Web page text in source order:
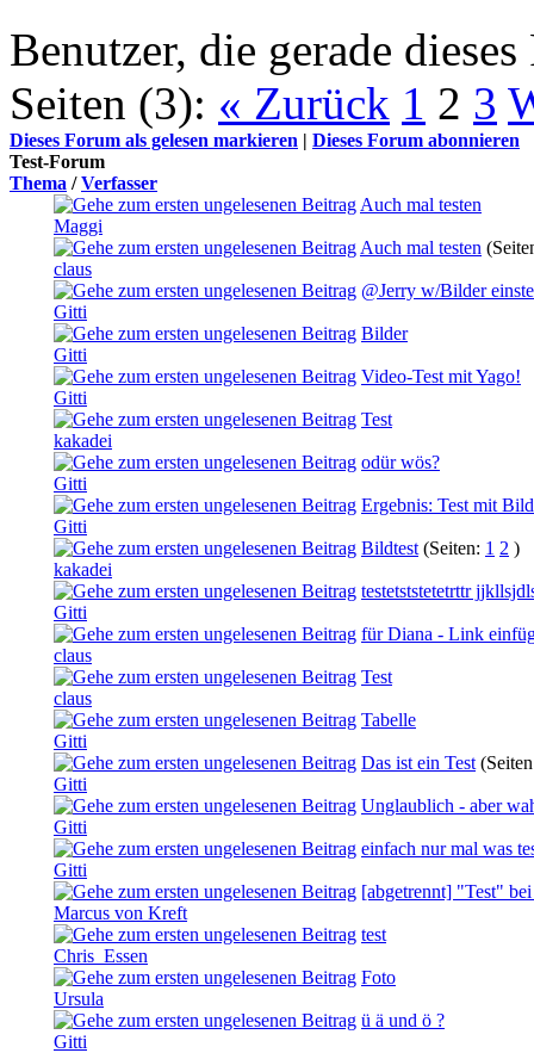
Benutzer, die gerade
Seiten (3): « Zurück 1 2 3
Dieses Forum als gelesen markieren | Dieses Forum abonnieren
Test-Forum
Thema /Verfasser
Auch mal testen
Maggi
Auch mal testen
claus
@Jerry w/Bilder
Gitti
Bilder
Gitti
Video-Test mit Yago!
Gitti
Test
kakadei
odür wös?
Gitti
Ergebnis: Test mit Bild
Gitti
Bildtest (Seiten: 1 2 )
kakadei
testetststetetrttr
Gitti
für Diana - Link
claus
Test
claus
Tabelle
Gitti
Das ist ein Test
Gitti
Unglaublich - aber
Gitti
einfach nur mal was
Gitti
[abgetrennt] "Test"
Marcus von Kreft
test
Chris_Essen
Foto
Ursula
ü ä und ö ?
Gitti